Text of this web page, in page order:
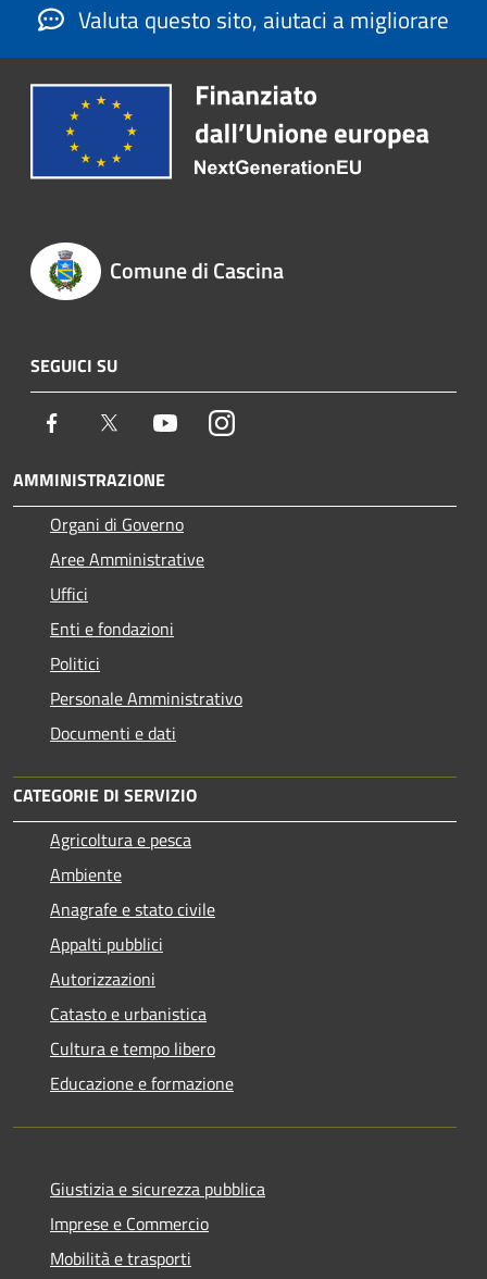
Valuta questo sito, aiutaci a migliorare
Comune di Cascina
SEGUICI SU
Facebook Twitter YoutubeInstagram
AMMINISTRAZIONE
Organi di Governo
Aree Amministrative
Uffici
Enti e fondazioni
Politici
Personale Amministrativo
Documenti e dati
CATEGORIE DI SERVIZIO
Agricoltura e pesca
Ambiente
Anagrafe e stato civile
Appalti pubblici
Autorizzazioni
Catasto e urbanistica
Cultura e tempo libero
Educazione e formazione
Giustizia e sicurezza pubblica
Imprese e Commercio
Mobilità e trasporti